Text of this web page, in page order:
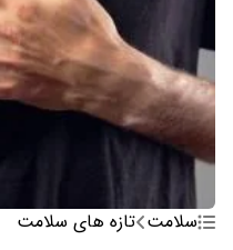
سلامت تازه های سلامت